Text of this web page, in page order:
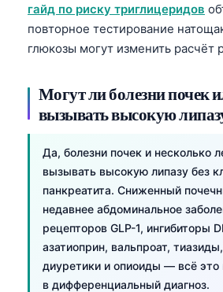
гайд по риску триглицеридов
повторное тестирование
глюкозы могут изменить расчёт
Могут ли болезни почек
вызывать высокую
Да, болезни почек и несколько
вызывать высокую липазу без
панкреатита. Сниженный
недавнее абдоминальное
рецепторов GLP-1, ингибиторы
азатиоприн, вальпроат,
диуретики и опиоиды — всё
в дифференциальный диагноз.
עִבְרִית
Italiano
Español
Português
Ελληνικά
Türkçe
Română
简体中文
Dansk